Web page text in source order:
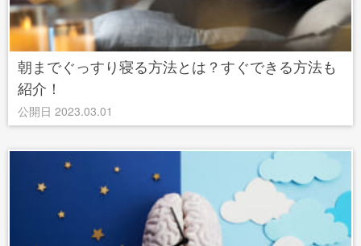
朝までぐっすり寝る方法とは？すぐできる方法も
紹介！
公開日 2023.03.01